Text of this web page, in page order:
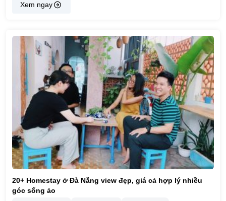
Xem ngay
20+ Homestay ở Đà Nẵng view đẹp, giá cả hợp lý nhiều
góc sống ảo